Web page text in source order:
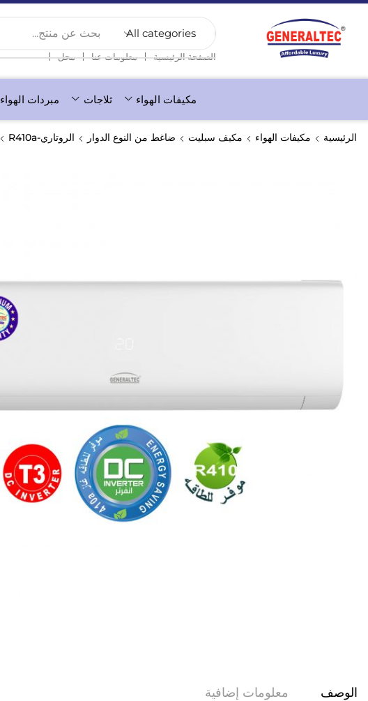
بحث عن منتج...
الصفحة الرئيسية ❘ معلومات عنا ❘ محل ❘
مكيفات الهواء ثلاجات مبردات الهواء
الرئيسية مكيفات الهواء مكيف سبليت ضاغط من النوع الدوار الروتاري-R410a
الوصف معلومات إضافية